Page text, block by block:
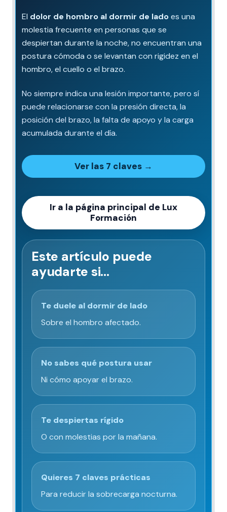
El dolor de hombro al dormir de ladoes una
molestia frecuente en personas que se
despiertan durante la noche, no encuentran una
postura cómoda o se levantan con rigidez en el
hombro, el cuello o el brazo.
No siempre indica una lesión importante, pero sí
puede relacionarse con la presión directa, la
posición del brazo, la falta de apoyo y la carga
acumulada durante el día.
Ver las 7 claves →
Ir a la página principal de Lux
Formación
Este artículo puede
ayudarte si…
Te duele al dormir de lado
Sobre el hombro afectado.
No sabes qué postura usar
Ni cómo apoyar el brazo.
Te despiertas rígido
O con molestias por la mañana.
Quieres 7 claves prácticas
Para reducir la sobrecarga nocturna.